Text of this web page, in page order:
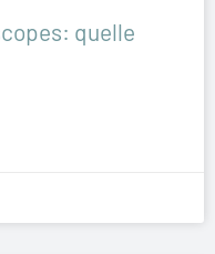
quelle